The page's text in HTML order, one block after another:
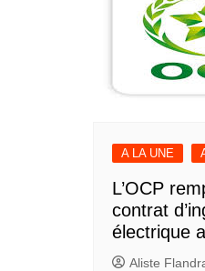
A LA UNE
L’OCP
contrat
électrique
Aliste